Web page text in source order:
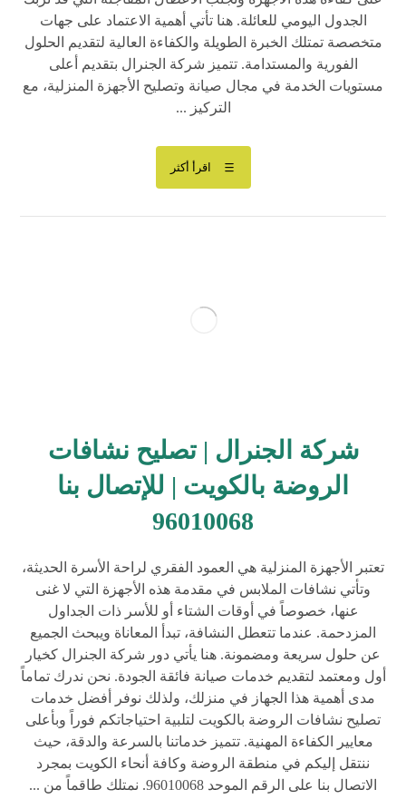
الجدول اليومي للعائلة. هنا تأتي أهمية الاعتماد على جهات
متخصصة تمتلك الخبرة الطويلة والكفاءة العالية لتقديم الحلول
الفورية والمستدامة. تتميز شركة الجنرال بتقديم أعلى
مستويات الخدمة في مجال صيانة وتصليح الأجهزة المنزلية، مع
التركيز ...
اقرأ أكثر
شركة الجنرال | تصليح نشافات
الروضة بالكويت | للإتصال بنا
96010068
تعتبر الأجهزة المنزلية هي العمود الفقري لراحة الأسرة الحديثة،
وتأتي نشافات الملابس في مقدمة هذه الأجهزة التي لا غنى
عنها، خصوصاً في أوقات الشتاء أو للأسر ذات الجداول
المزدحمة. عندما تتعطل النشافة، تبدأ المعاناة ويبحث الجميع
عن حلول سريعة ومضمونة. هنا يأتي دور شركة الجنرال كخيار
أول ومعتمد لتقديم خدمات صيانة فائقة الجودة. نحن ندرك تماماً
مدى أهمية هذا الجهاز في منزلك، ولذلك نوفر أفضل خدمات
تصليح نشافات الروضة بالكويت لتلبية احتياجاتكم فوراً وبأعلى
معايير الكفاءة المهنية. تتميز خدماتنا بالسرعة والدقة، حيث
ننتقل إليكم في منطقة الروضة وكافة أنحاء الكويت بمجرد
الاتصال بنا على الرقم الموحد 96010068. نمتلك طاقماً من ...